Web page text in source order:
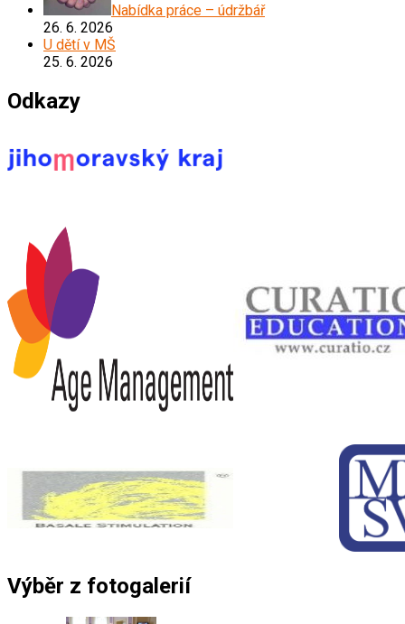
Nabídka práce – údržbář
26. 6. 2026
U dětí v MŠ
25. 6. 2026
Odkazy
Výběr z fotogalerií